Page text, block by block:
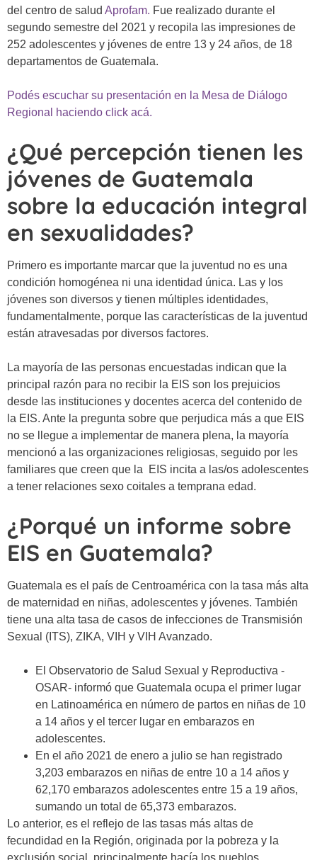
del centro de salud Aprofam. Fue realizado durante el
segundo semestre del 2021 y recopila las impresiones de
252 adolescentes y jóvenes de entre 13 y 24 años, de 18
departamentos de Guatemala.
Podés escuchar su presentación en la Mesa de Diálogo
Regional haciendo click acá.
¿Qué percepción tienen les
jóvenes de Guatemala
sobre la educación integral
en sexualidades?
Primero es importante marcar que la juventud no es una
condición homogénea ni una identidad única. Las y los
jóvenes son diversos y tienen múltiples identidades,
fundamentalmente, porque las características de la juventud
están atravesadas por diversos factores.
La mayoría de las personas encuestadas indican que la
principal razón para no recibir la EIS son los prejuicios
desde las instituciones y docentes acerca del contenido de
la EIS. Ante la pregunta sobre que perjudica más a que EIS
no se llegue a implementar de manera plena, la mayoría
mencionó a las organizaciones religiosas, seguido por les
familiares que creen que la EIS incita a las/os adolescentes
a tener relaciones sexo coitales a temprana edad.
¿Porqué un informe sobre
EIS en Guatemala?
Guatemala es el país de Centroamérica con la tasa más alta
de maternidad en niñas, adolescentes y jóvenes. También
tiene una alta tasa de casos de infecciones de Transmisión
Sexual (ITS), ZIKA, VIH y VIH Avanzado.
El Observatorio de Salud Sexual y Reproductiva -
OSAR- informó que Guatemala ocupa el primer lugar
en Latinoamérica en número de partos en niñas de 10
a 14 años y el tercer lugar en embarazos en
adolescentes.
En el año 2021 de enero a julio se han registrado
3,203 embarazos en niñas de entre 10 a 14 años y
62,170 embarazos adolescentes entre 15 a 19 años,
sumando un total de 65,373 embarazos.
Lo anterior, es el reflejo de las tasas más altas de
fecundidad en la Región, originada por la pobreza y la
exclusión social, principalmente hacía los pueblos